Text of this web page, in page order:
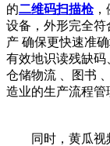
的二维码扫描枪
设备，外形完全符
产 确保更快速准确
有效地识读残缺码
仓储物流 、图书
造业的生产流程管理
同时，黄瓜